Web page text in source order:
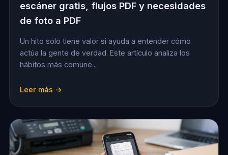
escáner gratis, flujos PDF y necesidades
de foto a PDF
Un hito solo tiene valor si ayuda a entender cómo
actúa la gente de verdad. Este artículo analiza los
hábitos más comune...
Leer más →